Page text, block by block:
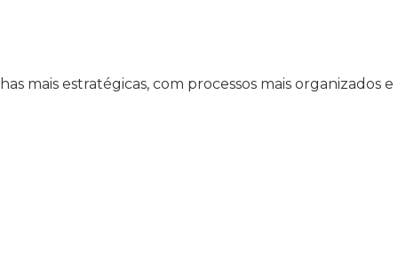
mais estratégicas, com processos mais organizados e